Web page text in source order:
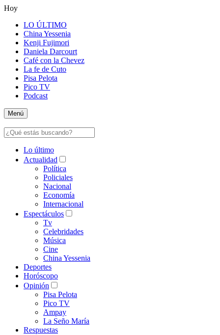
Hoy
LO ÚLTIMO
China Yessenia
Kenji Fujimori
Daniela Darcourt
Café con la Chevez
La fe de Cuto
Pisa Pelota
Pico TV
Podcast
Menú
Lo último
Actualidad
Política
Policiales
Nacional
Economía
Internacional
Espectáculos
Tv
Celebridades
Música
Cine
China Yessenia
Deportes
Horóscopo
Opinión
Pisa Pelota
Pico TV
Ampay
La Seño María
Respuestas